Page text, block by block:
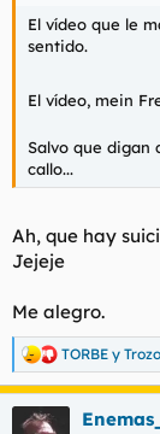
El vídeo que le
sentido.
El vídeo, mein
Salvo que digan
callo...
Ah, que hay
Jejeje
Me alegro.
R
e
a
c
TORBE y